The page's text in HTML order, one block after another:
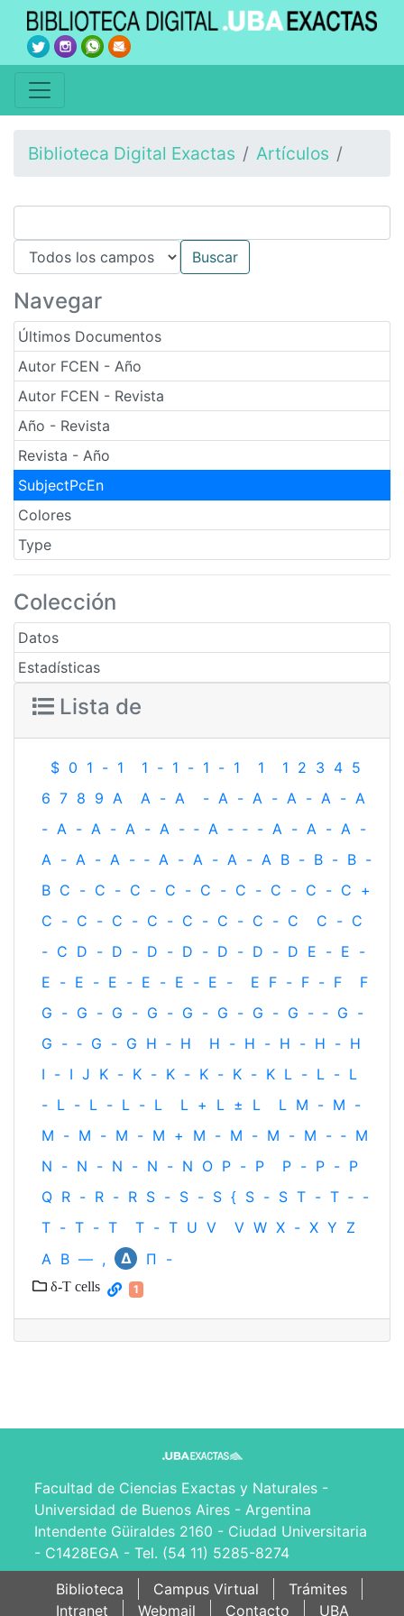
Biblioteca Digital Exactas Artículos
Navegar
Últimos Documentos
Autor FCEN - Año
Autor FCEN - Revista
Año - Revista
Revista - Año
SubjectPcEn
Colores
Type
Colección
Datos
Estadísticas
Lista de
$ 0 1 - 1 1 - 1 - 1 - 1 1 1 2 3 4 5
6 7 8 9 A A - A - A - A - A - A - A
- A - A - A - A - ‐ A - ‐ - A - A - A -
A - A - A - ‐ A - A - A - A B - B - B -
B C - C - C - C - C - C - C - C - C +
C - C - C - C - C - C - C - C C - C
- C D - D - D - D - D - D - D E - E -
E - E - E - E - E - E - E F - F - F
F
G - G - G - G - G - G - G - G - ‐ G -
G - ‐ G - G H ‐ H H - H - H - H - H
I - I J K - K - K - K - K - K L - L - L
- L - L - L - L L + L ± L L M - M -
M - M - M - M + M - M - M - M - ‐ M
N - N - N - N - N O P - P P - P - P
Q R - R - R S - S - S { S - S T - T ‐ -
T - T - T T - T U V V W X - X Y Z
Α Β — , Δ Π -
δ-T cells 1
Facultad de Ciencias Exactas y Naturales -
Universidad de Buenos Aires - Argentina
Intendente Güiraldes 2160 - Ciudad Universitaria
- C1428EGA - Tel. (54 11) 5285-8274
Biblioteca
Campus Virtual
Trámites
Intranet
Webmail Contacto UBA